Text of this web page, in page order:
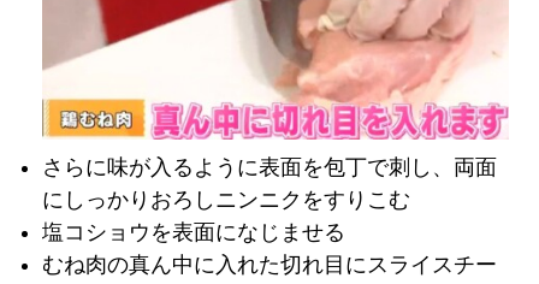
さらに味が入るように表面を包丁で刺し、両面
にしっかりおろしニンニクをすりこむ
塩コショウを表面になじませる
むね肉の真ん中に入れた切れ目にスライスチー